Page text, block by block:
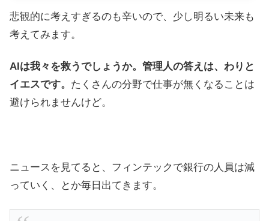
悲観的に考えすぎるのも辛いので、少し明るい未来も
考えてみます。
AIは我々を救うでしょうか。管理人の答えは、わりと
イエスです。 たくさんの分野で仕事が無くなることは
避けられませんけど。
ニュースを見てると、フィンテックで銀行の人員は減
っていく、とか毎日出てきます。